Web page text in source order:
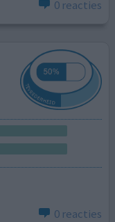
0 reacties
0 reacties